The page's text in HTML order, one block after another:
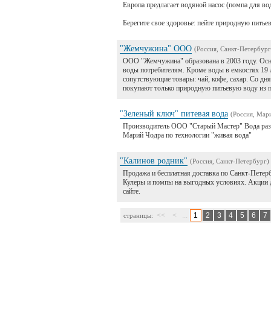
Европа предлагает водяной насос (помпа для
Берегите свое здоровье: пейте природную
"Жемчужина" ООО (Россия, Санкт-
ООО "Жемчужина" образована в 2003 году.
воды потребителям. Кроме воды в емкостях 19
сопутствующие товары: чай, кофе, сахар. Со
покупают только природную питьевую воду из
"Зеленый ключ" питевая вода (Россия,
Производитель ООО "Старый Мастер" Вода
Марий Чодра по технологии "живая вода"
"Калинов родник" (Россия, Санкт-Петербург)
Продажа и бесплатная доставка по Санкт-
Кулеры и помпы на выгодных условиях.
сайте.
страницы: << < ... 1 2 3 4 5 6 7